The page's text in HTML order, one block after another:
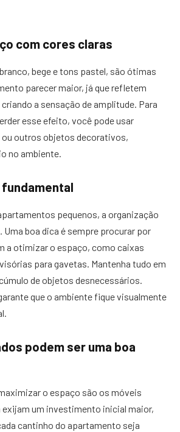
com cores claras
bege e tons pastel, são ótimas
parecer maior, já que refletem
a sensação de amplitude. Para
esse efeito, você pode usar
ou outros objetos decorativos,
no ambiente.
fundamental
pequenos, a organização
Uma boa dica é sempre procurar por
a otimizar o espaço, como caixas
para gavetas. Mantenha tudo em
de objetos desnecessários.
que o ambiente fique visualmente
podem ser uma boa
o espaço são os móveis
exijam um investimento inicial maior,
cantinho do apartamento seja